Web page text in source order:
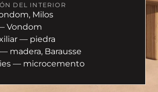
DEL INTERIOR
Milos
Vondom
— piedra
madera, Barausse
— microcemento